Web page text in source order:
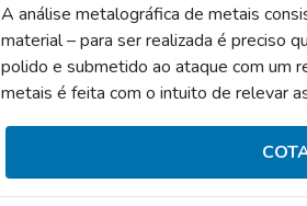
A análise metalográfica de metais
material – para ser realizada é preciso
polido e submetido ao ataque com um
metais é feita com o intuito de relevar
METALOGRÁFICAComposta por uma
quantitativa, a análise metalográfi